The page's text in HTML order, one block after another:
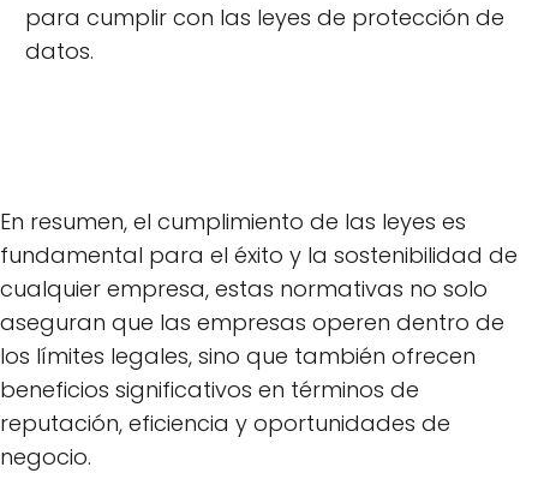
para cumplir con las leyes de protección de
datos.
En resumen, el cumplimiento de las leyes es
fundamental para el éxito y la sostenibilidad de
cualquier empresa, estas normativas no solo
aseguran que las empresas operen dentro de
los límites legales, sino que también ofrecen
beneficios significativos en términos de
reputación, eficiencia y oportunidades de
negocio.